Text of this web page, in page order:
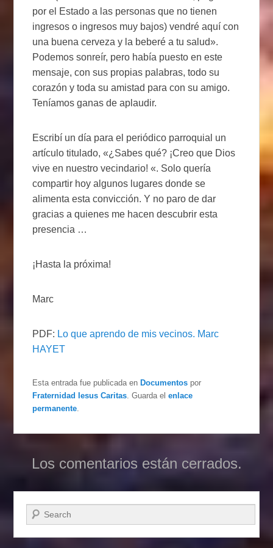
por el Estado a las personas que no tienen
ingresos o ingresos muy bajos) vendré aquí con
una buena cerveza y la beberé a tu salud».
Podemos sonreír, pero había puesto en este
mensaje, con sus propias palabras, todo su
corazón y toda su amistad para con su amigo.
Teníamos ganas de aplaudir.
Escribí un día para el periódico parroquial un
artículo titulado, «¿Sabes qué? ¡Creo que Dios
vive en nuestro vecindario! «. Solo quería
compartir hoy algunos lugares donde se
alimenta esta convicción. Y no paro de dar
gracias a quienes me hacen descubrir esta
presencia …
¡Hasta la próxima!
Marc
PDF: Lo que aprendo de mis vecinos. Marc
HAYET
Esta entrada fue publicada enDocumentos por
Fraternidad Iesus Caritas . Guarda elenlace
permanente
Los comentarios están cerrados.
Buscar